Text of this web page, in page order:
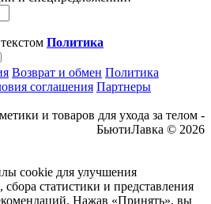
Политика
Возврат и обмен Политика
соглашения Партнеры
и товаров для ухода за телом -
БьютиЛавка © 2026
cookie для улучшения
сбора статистики и представления
Нажав «Принять», вы